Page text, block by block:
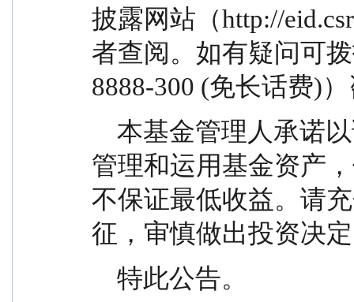
披露网站（http://
者查阅。如有疑问可
8888-300 (免长话费)
管理和运用基金资产
不保证最低收益。请
征，审慎做出投资决
    特此公告。